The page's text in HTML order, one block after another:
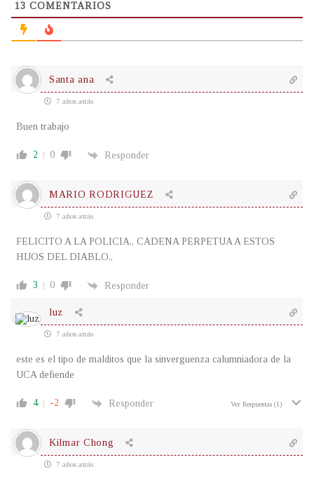
13 COMENTARIOS
Santa ana
7 años atrás
Buen trabajo
2 0 Responder
MARIO RODRIGUEZ
7 años atrás
FELICITO A LA POLICIA,, CADENA PERPETUA A ESTOS
HIJOS DEL DIABLO,,
3 0 Responder
luz
7 años atrás
este es el tipo de malditos que la sinverguenza calumniadora de la
UCA defiende
4 -2 Responder Ver Respuestas (1)
Kilmar Chong
7 años atrás